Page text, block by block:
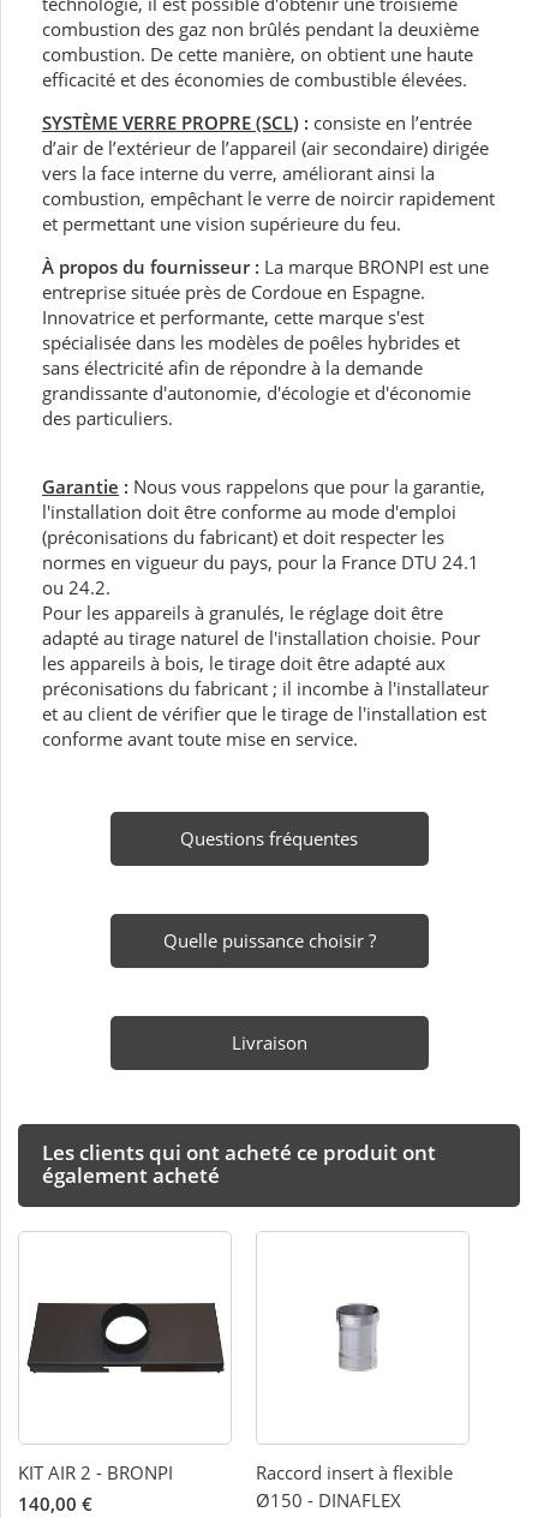
combustion des gaz non brûlés pendant la deuxième
combustion. De cette manière, on obtient une haute
efficacité et des économies de combustible élevées.
SYSTÈME VERRE PROPRE (SCL) : consiste en l’entrée
d’air de l’extérieur de l’appareil (air secondaire) dirigée
vers la face interne du verre, améliorant ainsi la
combustion, empêchant le verre de noircir rapidement
et permettant une vision supérieure du feu.
À propos du fournisseur : La marque BRONPI est une
entreprise située près de Cordoue en Espagne.
Innovatrice et performante, cette marque s'est
spécialisée dans les modèles de poêles hybrides et
sans électricité afin de répondre à la demande
grandissante d'autonomie, d'écologie et d'économie
des particuliers.
Garantie : Nous vous rappelons que pour la garantie,
l'installation doit être conforme au mode d'emploi
(préconisations du fabricant) et doit respecter les
normes en vigueur du pays, pour la France DTU 24.1
ou 24.2.
Pour les appareils à granulés, le réglage doit être
adapté au tirage naturel de l'installation choisie. Pour
les appareils à bois, le tirage doit être adapté aux
préconisations du fabricant ; il incombe à l'installateur
et au client de vérifier que le tirage de l'installation est
conforme avant toute mise en service.
Questions fréquentes
Quelle puissance choisir ?
Livraison
Les clients qui ont acheté ce produit ont
également acheté
KIT AIR 2 - BRONPI
140,00 €
Raccord insert à flexible
Ø150 - DINAFLEX